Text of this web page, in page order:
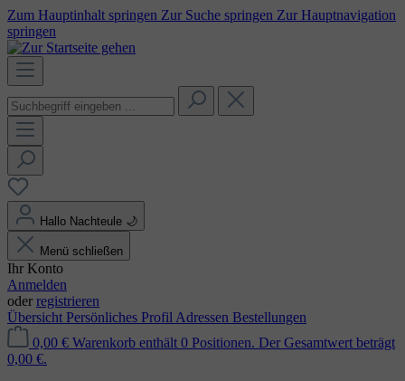
Zum Hauptinhalt springen Zur Suche springen Zur Hauptnavigation
springen
Hallo Nachteule 🌙
Menü schließen
Ihr Konto
Anmelden
oder registrieren
Übersicht Persönliches Profil Adressen Bestellungen
0,00 € Warenkorb enthält 0 Positionen. Der Gesamtwert beträgt
0,00 €.